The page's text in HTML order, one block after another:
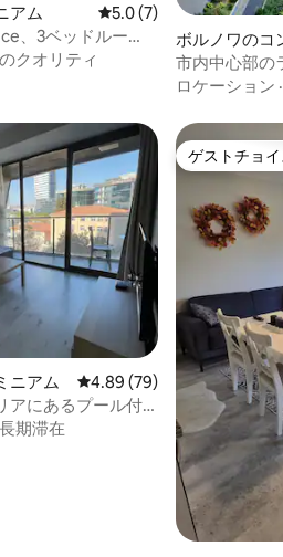
アム レビュー7件、5つ星中
5.0 (7)
、3ベッドルー
クオリティ
ボルノワのコ
市内中心部の
ロケーション ·
ニアム レビュー79件、5つ星中
4.89 (79)
アにあるプール付
長期滞在
ゲストチョイ
ゲストチョイ